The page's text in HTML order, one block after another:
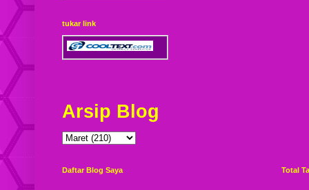
tukar link
Arsip Blog
Daftar Blog Saya Total